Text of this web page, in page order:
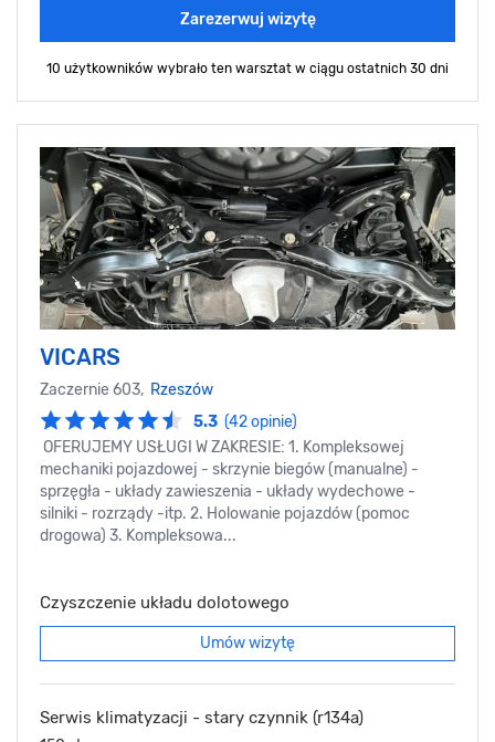
Zarezerwuj wizytę
10 użytkowników wybrało ten warsztat w ciągu ostatnich 30 dni
VICARS
Zaczernie 603, Rzeszów
5.3 (42 opinie)
OFERUJEMY USŁUGI W ZAKRESIE: 1. Kompleksowej
mechaniki pojazdowej - skrzynie biegów (manualne) -
sprzęgła - układy zawieszenia - układy wydechowe -
silniki - rozrządy -itp. 2. Holowanie pojazdów (pomoc
drogowa) 3. Kompleksowa...
Czyszczenie układu dolotowego
Umów wizytę
Serwis klimatyzacji - stary czynnik (r134a)